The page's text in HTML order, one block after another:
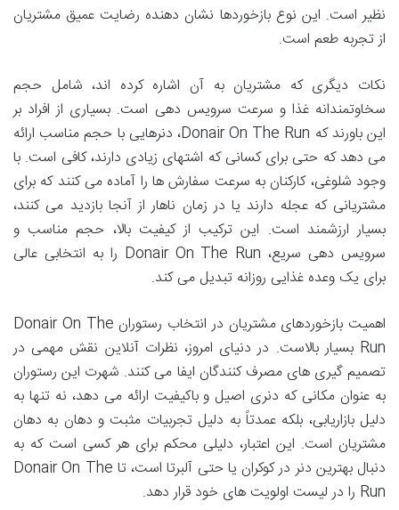
نظیر است. این نوع بازخوردها نشان دهنده رضایت عمیق مشتریان
از تجربه طعم است.
نکات دیگری که مشتریان به آن اشاره کرده اند، شامل حجم
سخاوتمندانه غذا و سرعت سرویس دهی است. بسیاری از افراد بر
این باورند که Donair On The Run، دنرهایی با حجم مناسب ارائه
می دهد که حتی برای کسانی که اشتهای زیادی دارند، کافی است. با
وجود شلوغی، کارکنان به سرعت سفارش ها را آماده می کنند که برای
مشتریانی که عجله دارند یا در زمان ناهار از آنجا بازدید می کنند،
بسیار ارزشمند است. این ترکیب از کیفیت بالا، حجم مناسب و
سرویس دهی سریع، Donair On The Run را به انتخابی عالی
برای یک وعده غذایی روزانه تبدیل می کند.
اهمیت بازخوردهای مشتریان در انتخاب رستوران Donair On The
Run بسیار بالاست. در دنیای امروز، نظرات آنلاین نقش مهمی در
تصمیم گیری های مصرف کنندگان ایفا می کنند. شهرت این رستوران
به عنوان مکانی که دنری اصیل و باکیفیت ارائه می دهد، نه تنها به
دلیل بازاریابی، بلکه عمدتاً به دلیل تجربیات مثبت و دهان به دهان
مشتریان است. این اعتبار، دلیلی محکم برای هر کسی است که به
دنبال بهترین دنر در کوکران یا حتی آلبرتا است، تا Donair On The
Run را در لیست اولویت های خود قرار دهد.